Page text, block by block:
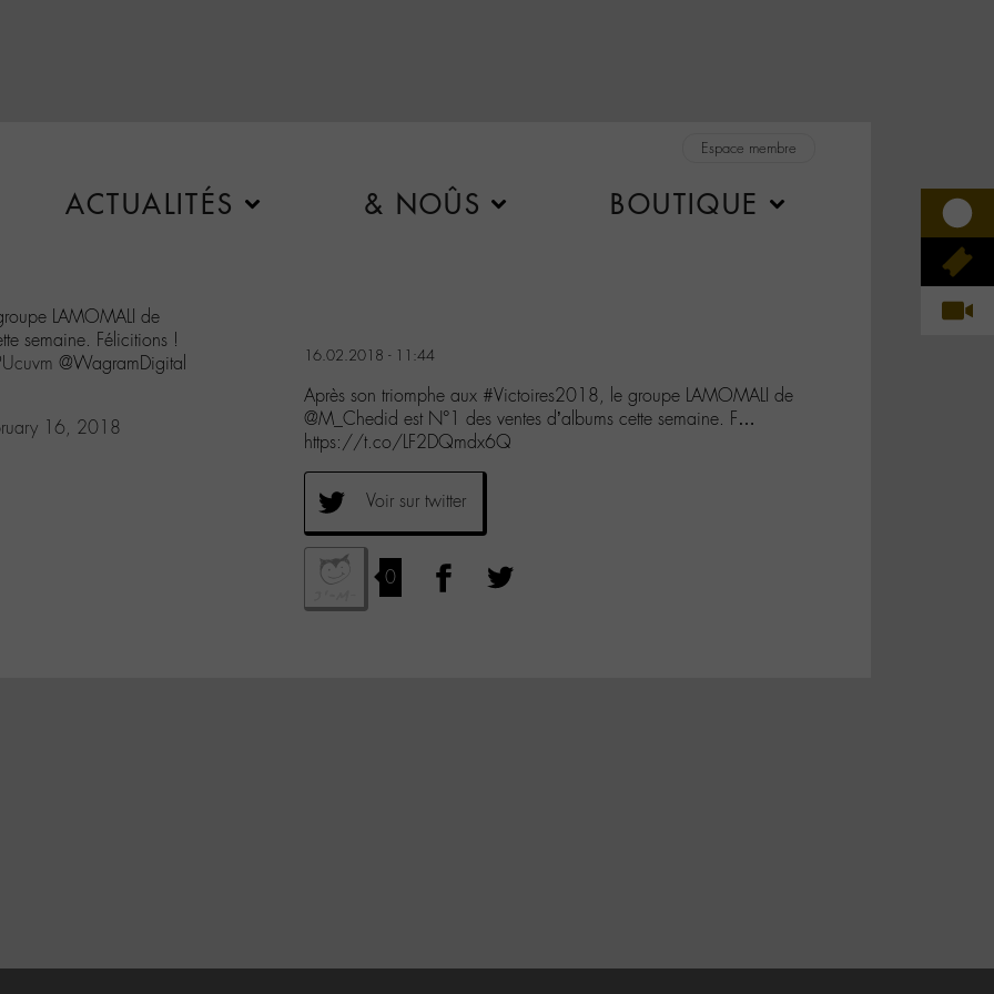
Espace membre
ACTUALITÉS & NOÛS BOUTIQUE
LAMOMALI de
semaine. Félicitions !
@WagramDigital
16, 2018
16.02.2018 - 11:44
Après son triomphe aux #Victoires2018, le groupe LAMOMALI de
@M_Chedid est N°1 des ventes d’albums cette semaine. F…
https://t.co/LF2DQmdx6Q
Voir sur twitter
0